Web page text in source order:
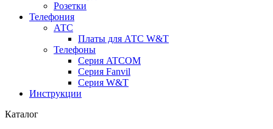
Розетки
Телефония
АТС
Платы для АТС W&T
Телефоны
Серия ATCOM
Серия Fanvil
Серия W&T
Инструкции
Каталог